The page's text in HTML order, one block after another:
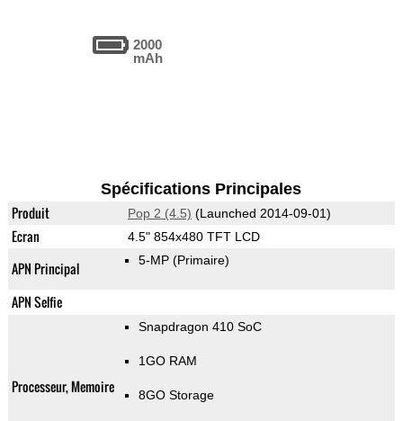
2000
mAh
Spécifications Principales
Produit Pop 2 (4.5) (Launched 2014-09-01)
Ecran 4.5" 854x480 TFT LCD
APN Principal 5-MP (Primaire)
APN Selfie
Processeur, Memoire
Snapdragon 410 SoC
1GO RAM
8GO Storage